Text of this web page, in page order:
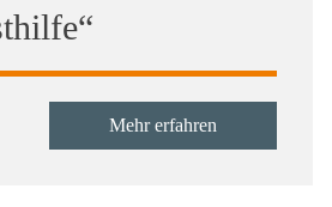
Mehr erfahren